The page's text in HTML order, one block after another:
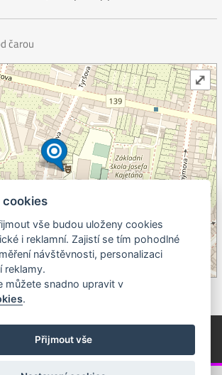
čarou
⤢
(Změna programu vyhrazena!)
(Cookies)
Realizace a správa webu:
cookies
vše budou uloženy cookies
i reklamní. Zajistí se tím pohodlné
návštěvnosti, personalizaci
reklamy.
můžete snadno upravit v
.
Přijmout vše